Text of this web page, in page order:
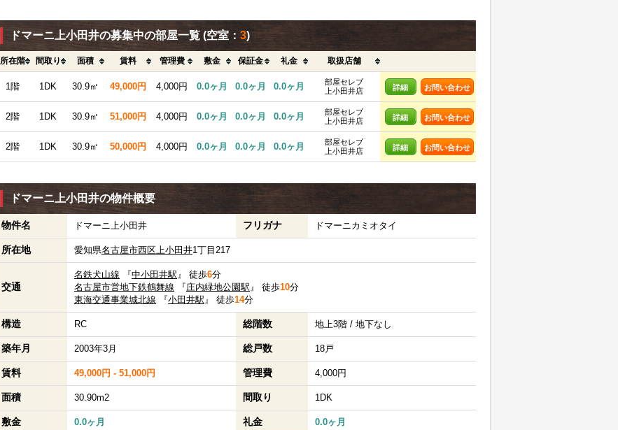
ドマーニ上小田井の募集中の部屋一覧 (空室： 3)
所在階 間取り 面積 賃料 管理費 敷金 保証金 礼金 取扱店舗
1階 1DK 30.9㎡ 49,000円 4,000円 0.0ヶ月 0.0ヶ月 0.0ヶ月
部屋セレブ
上小田井店
詳細 お問い合わせ
2階 1DK 30.9㎡ 51,000円 4,000円 0.0ヶ月 0.0ヶ月 0.0ヶ月
部屋セレブ
上小田井店
詳細 お問い合わせ
2階 1DK 30.9㎡ 50,000円 4,000円 0.0ヶ月 0.0ヶ月 0.0ヶ月
部屋セレブ
上小田井店
詳細 お問い合わせ
ドマーニ上小田井の物件概要
物件名 ドマーニ上小田井 フリガナ ドマーニカミオタイ
所在地 愛知県名古屋市西区上小田井1丁目217
交通
名鉄犬山線 『中小田井駅』 徒歩6分
名古屋市営地下鉄鶴舞線 『庄内緑地公園駅』 徒歩10分
東海交通事業城北線 『小田井駅』 徒歩14分
構造 RC 総階数 地上3階 / 地下なし
築年月 2003年3月 総戸数 18戸
賃料 49,000円 - 51,000円 管理費 4,000円
面積 30.90m2 間取り 1DK
敷金 0.0ヶ月 礼金 0.0ヶ月